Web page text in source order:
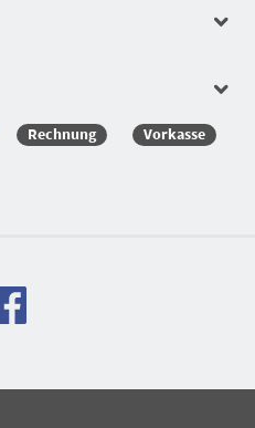
Rechnung Vorkasse